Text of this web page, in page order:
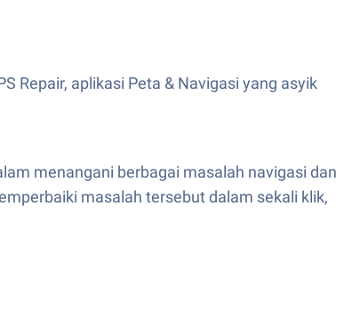
Repair, aplikasi Peta & Navigasi yang asyik
menangani berbagai masalah navigasi dan
masalah tersebut dalam sekali klik,